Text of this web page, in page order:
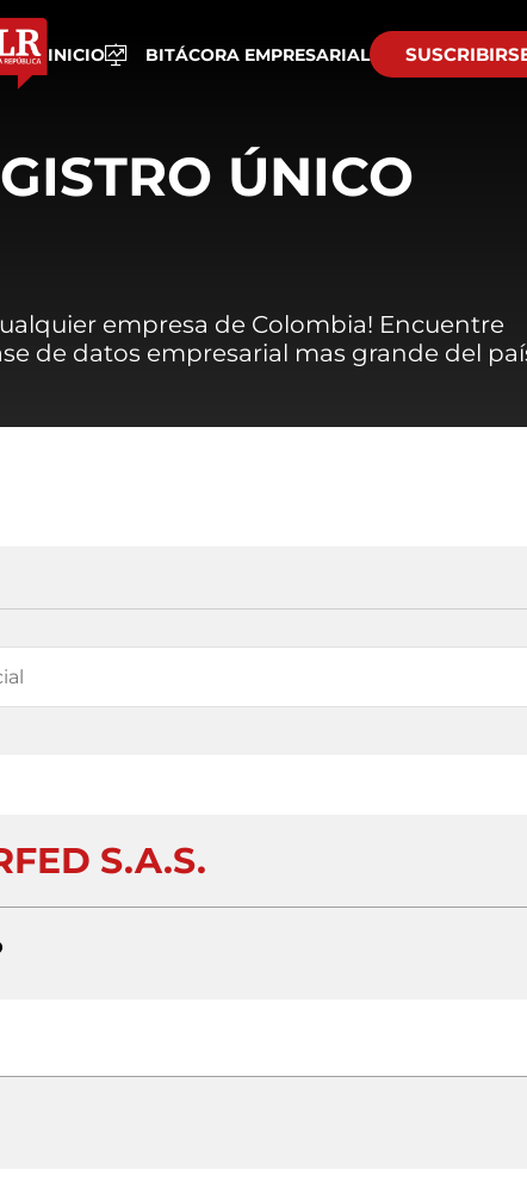
INICIO BITÁCORA EMPRESARIAL
ÚNICO
empresa de Colombia! Encuentre
de datos empresarial mas grande del
S.A.S.